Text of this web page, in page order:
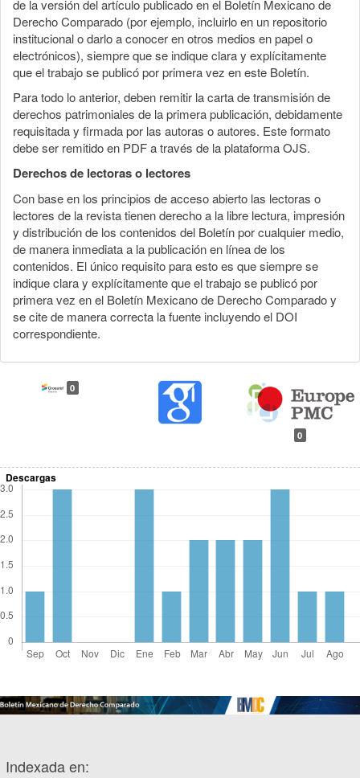
de la versión del artículo publicado en el Boletín Mexicano de
Derecho Comparado (por ejemplo, incluirlo en un repositorio
institucional o darlo a conocer en otros medios en papel o
electrónicos), siempre que se indique clara y explícitamente
que el trabajo se publicó por primera vez en este Boletín.
Para todo lo anterior, deben remitir la carta de transmisión de
derechos patrimoniales de la primera publicación, debidamente
requisitada y firmada por las autoras o autores. Este formato
debe ser remitido en PDF a través de la plataforma OJS.
Derechos de lectoras o lectores
Con base en los principios de acceso abierto las lectoras o
lectores de la revista tienen derecho a la libre lectura, impresión
y distribución de los contenidos del Boletín por cualquier medio,
de manera inmediata a la publicación en línea de los
contenidos. El único requisito para esto es que siempre se
indique clara y explícitamente que el trabajo se publicó por
primera vez en el Boletín Mexicano de Derecho Comparado y
se cite de manera correcta la fuente incluyendo el DOI
correspondiente.
0
0
Descargas
Indexada en: